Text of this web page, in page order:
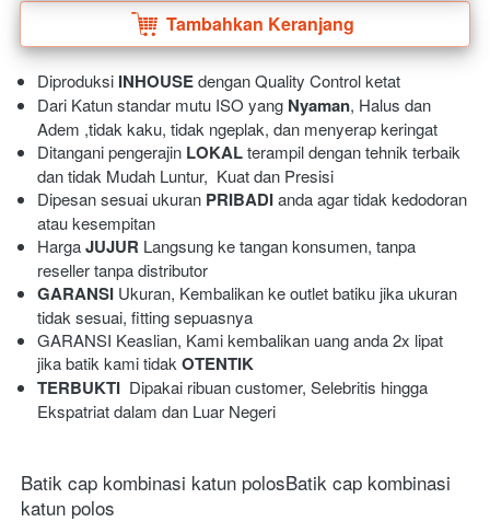
` Tambahkan Keranjang
Diproduksi INHOUSE dengan Quality Control ketat
Dari Katun standar mutu ISO yang Nyaman, Halus dan
Adem ,tidak kaku, tidak ngeplak, dan menyerap keringat
Ditangani pengerajin LOKAL terampil dengan tehnik terbaik
dan tidak Mudah Luntur,  Kuat dan Presisi
Dipesan sesuai ukuran PRIBADI anda agar tidak kedodoran
atau kesempitan
Harga JUJUR Langsung ke tangan konsumen, tanpa
reseller tanpa distributor
GARANSI Ukuran, Kembalikan ke outlet batiku jika ukuran
tidak sesuai, fitting sepuasnya
GARANSI Keaslian, Kami kembalikan uang anda 2x lipat
jika batik kami tidak OTENTIK
TERBUKTI
  Dipakai ribuan customer, Selebritis hingga
Ekspatriat dalam dan Luar Negeri
Batik cap kombinasi katun polosBatik cap kombinasi
katun polos